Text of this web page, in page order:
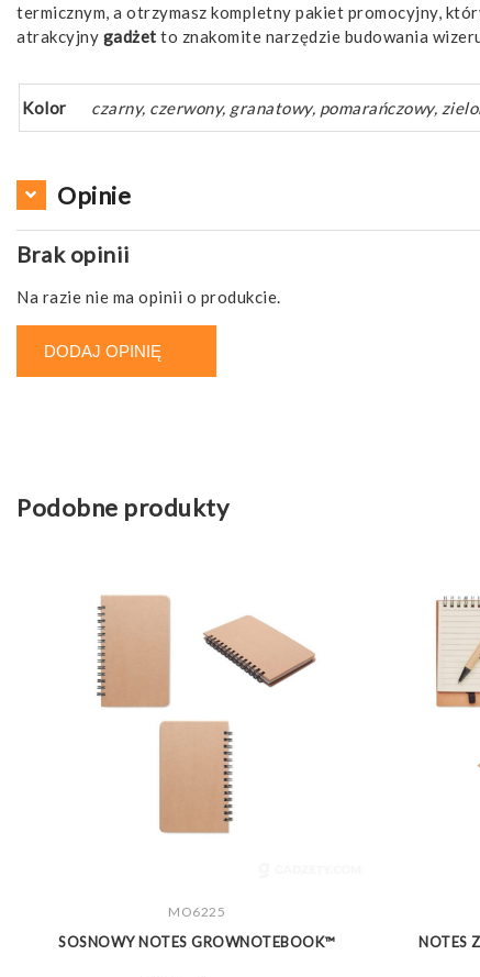
termicznym, a otrzymasz kompletny pakiet promocyjny,
atrakcyjny gadżet to znakomite narzędzie budowania
Kolor czarny, czerwony, granatowy, pomarańczowy,
Opinie
Brak opinii
Na razie nie ma opinii o produkcie.
DODAJ OPINIĘ
Podobne produkty
ZOBACZ WIĘCEJ
MO6225
SOSNOWY NOTES GROWNOTEBOOK™
NOTES